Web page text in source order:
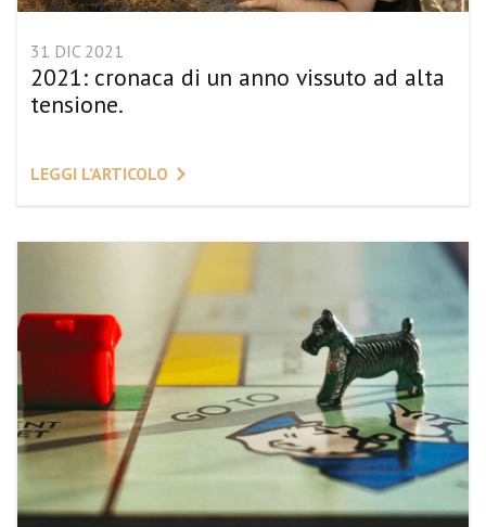
31 DIC 2021
2021: cronaca di un anno vissuto ad alta
tensione.
LEGGI L’ARTICOLO